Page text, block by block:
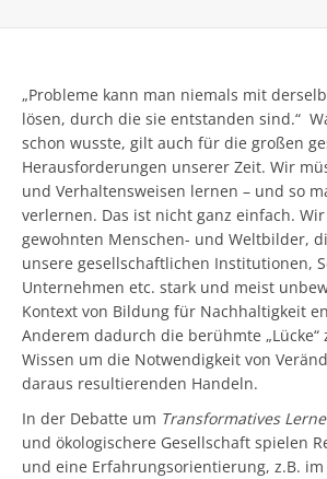
„Probleme kann man niemals mit
lösen, durch die sie entstanden sind.“
schon wusste, gilt auch für die großen
Herausforderungen unserer Zeit. Wir
und Verhaltensweisen lernen – und so
verlernen. Das ist nicht ganz einfach.
gewohnten Menschen- und Weltbilder,
unsere gesellschaftlichen Institutionen,
Unternehmen etc. stark und meist
Kontext von Bildung für Nachhaltigkeit
Anderem dadurch die berühmte „Lücke“
Wissen um die Notwendigkeit von
daraus resultierenden Handeln.
In der Debatte um Transformatives
und ökologischere Gesellschaft spielen
und eine Erfahrungsorientierung, z.B. im